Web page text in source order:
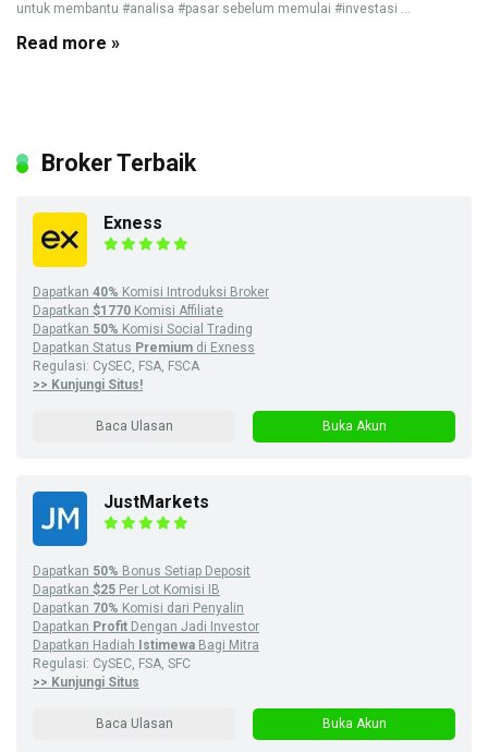
untuk membantu #analisa #pasar sebelum memulai #investasi ...
Read more »
Broker Terbaik
Exness
Dapatkan 40% Komisi Introduksi Broker
Dapatkan $1770 Komisi Affiliate
Dapatkan 50% Komisi Social Trading
Dapatkan Status Premium di Exness
Regulasi: CySEC, FSA, FSCA
>> Kunjungi Situs!
Baca Ulasan Buka Akun
JustMarkets
Dapatkan 50% Bonus Setiap Deposit
Dapatkan $25 Per Lot Komisi IB
Dapatkan 70% Komisi dari Penyalin
Dapatkan Profit Dengan Jadi Investor
Dapatkan Hadiah
Istimewa Bagi Mitra
Regulasi: CySEC, FSA, SFC
>> Kunjungi Situs
Baca Ulasan Buka Akun